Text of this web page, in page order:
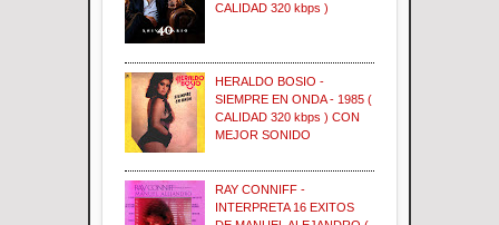
CALIDAD 320 kbps )
HERALDO BOSIO -
SIEMPRE EN ONDA - 1985 (
CALIDAD 320 kbps ) CON
MEJOR SONIDO
RAY CONNIFF -
INTERPRETA 16 EXITOS